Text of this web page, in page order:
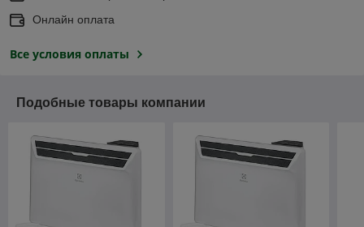
Онлайн оплата
Все условия оплаты
Подобные товары компании